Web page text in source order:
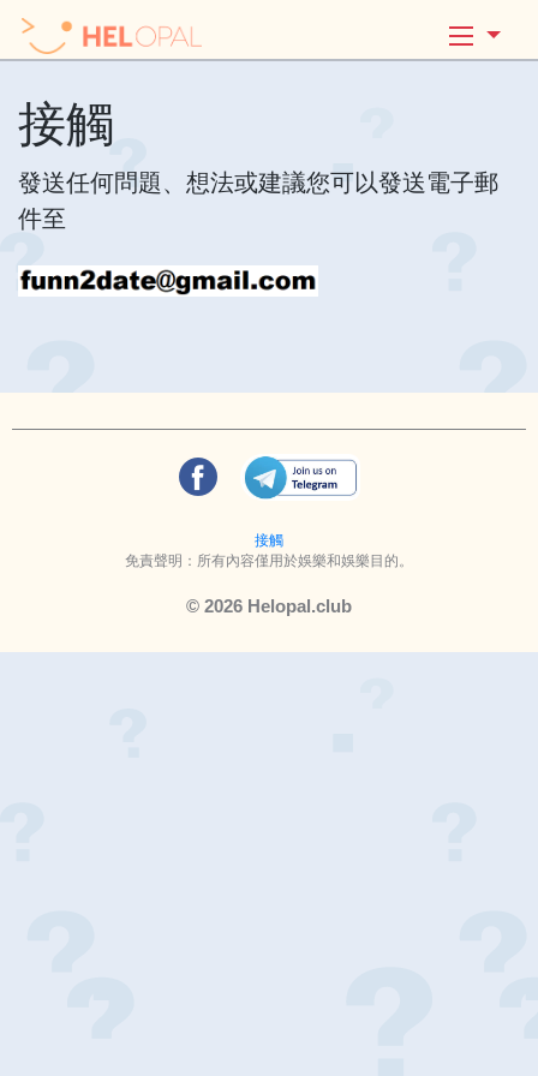
接觸
發送任何問題、想法或建議您可以發送電子郵
件至
接觸
免責聲明：所有內容僅用於娛樂和娛樂目的。
© 2026 Helopal.club